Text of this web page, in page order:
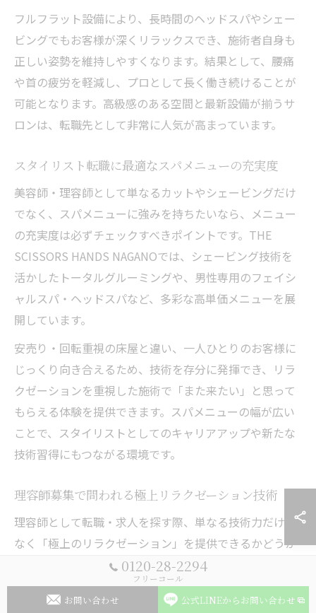
フルフラット設備により、長時間のヘッドスパやシェー
ビングでもお客様が深くリラックスでき、施術者自身も
正しい姿勢を維持しやすくなります。結果として、腰痛
や首の疲労を軽減し、プロとして長く働き続けることが
可能となります。高級感のある空間と最新設備が揃うサ
ロンは、転職先として非常に人気が高まっています。
スタイリスト転職に最適なスパメニューの充実度
美容師・理容師として単なるカットやシェービングだけ
でなく、スパメニューに強みを持ちたいなら、メニュー
の充実度は必ずチェックすべきポイントです。THE
SCISSORS HANDS NAGANOでは、シェービング技術を
活かしたトータルグルーミングや、男性専用のフェイシ
ャルスパ・ヘッドスパなど、多彩な高単価メニューを展
開しています。
安売り・回転重視の床屋と違い、一人ひとりのお客様に
じっくり向き合えるため、技術を存分に発揮でき、リラ
クゼーションを重視した施術で「また来たい」と思って
もらえる体験を提供できます。スパメニューの幅が広い
ことで、スタイリストとしてのキャリアアップや新たな
技術習得にもつながる環境です。
理容師募集で問われる極上リラクゼーション技術
理容師として転職・求人を探す際、単なる技術力だけで
なく「極上のリラクゼーション」を提供できるかどうか
が重要視される時代です。THE SCISSORS HANDS
NAGANOでは、シェービングを“ただのヒゲ剃り”から“大
人の男の癒し”へと昇華させることにこだわっています。
0120-28-2294
フリーコール
お問い合わせ 公式LINEからお問い合わせ